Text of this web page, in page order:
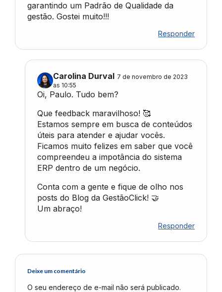
garantindo um Padrão de Qualidade da
gestão. Gostei muito!!!
Responder
Carolina Durval 7 de novembro de 2023
as 10:55
Oi, Paulo. Tudo bem?
Que feedback maravilhoso! 🥰
Estamos sempre em busca de conteúdos
úteis para atender e ajudar vocês.
Ficamos muito felizes em saber que você
compreendeu a impotância do sistema
ERP dentro de um negócio.
Conta com a gente e fique de olho nos
posts do Blog da GestãoClick! 🤝
Um abraço!
Responder
Deixe um comentário
O seu endereço de e-mail não será publicado.